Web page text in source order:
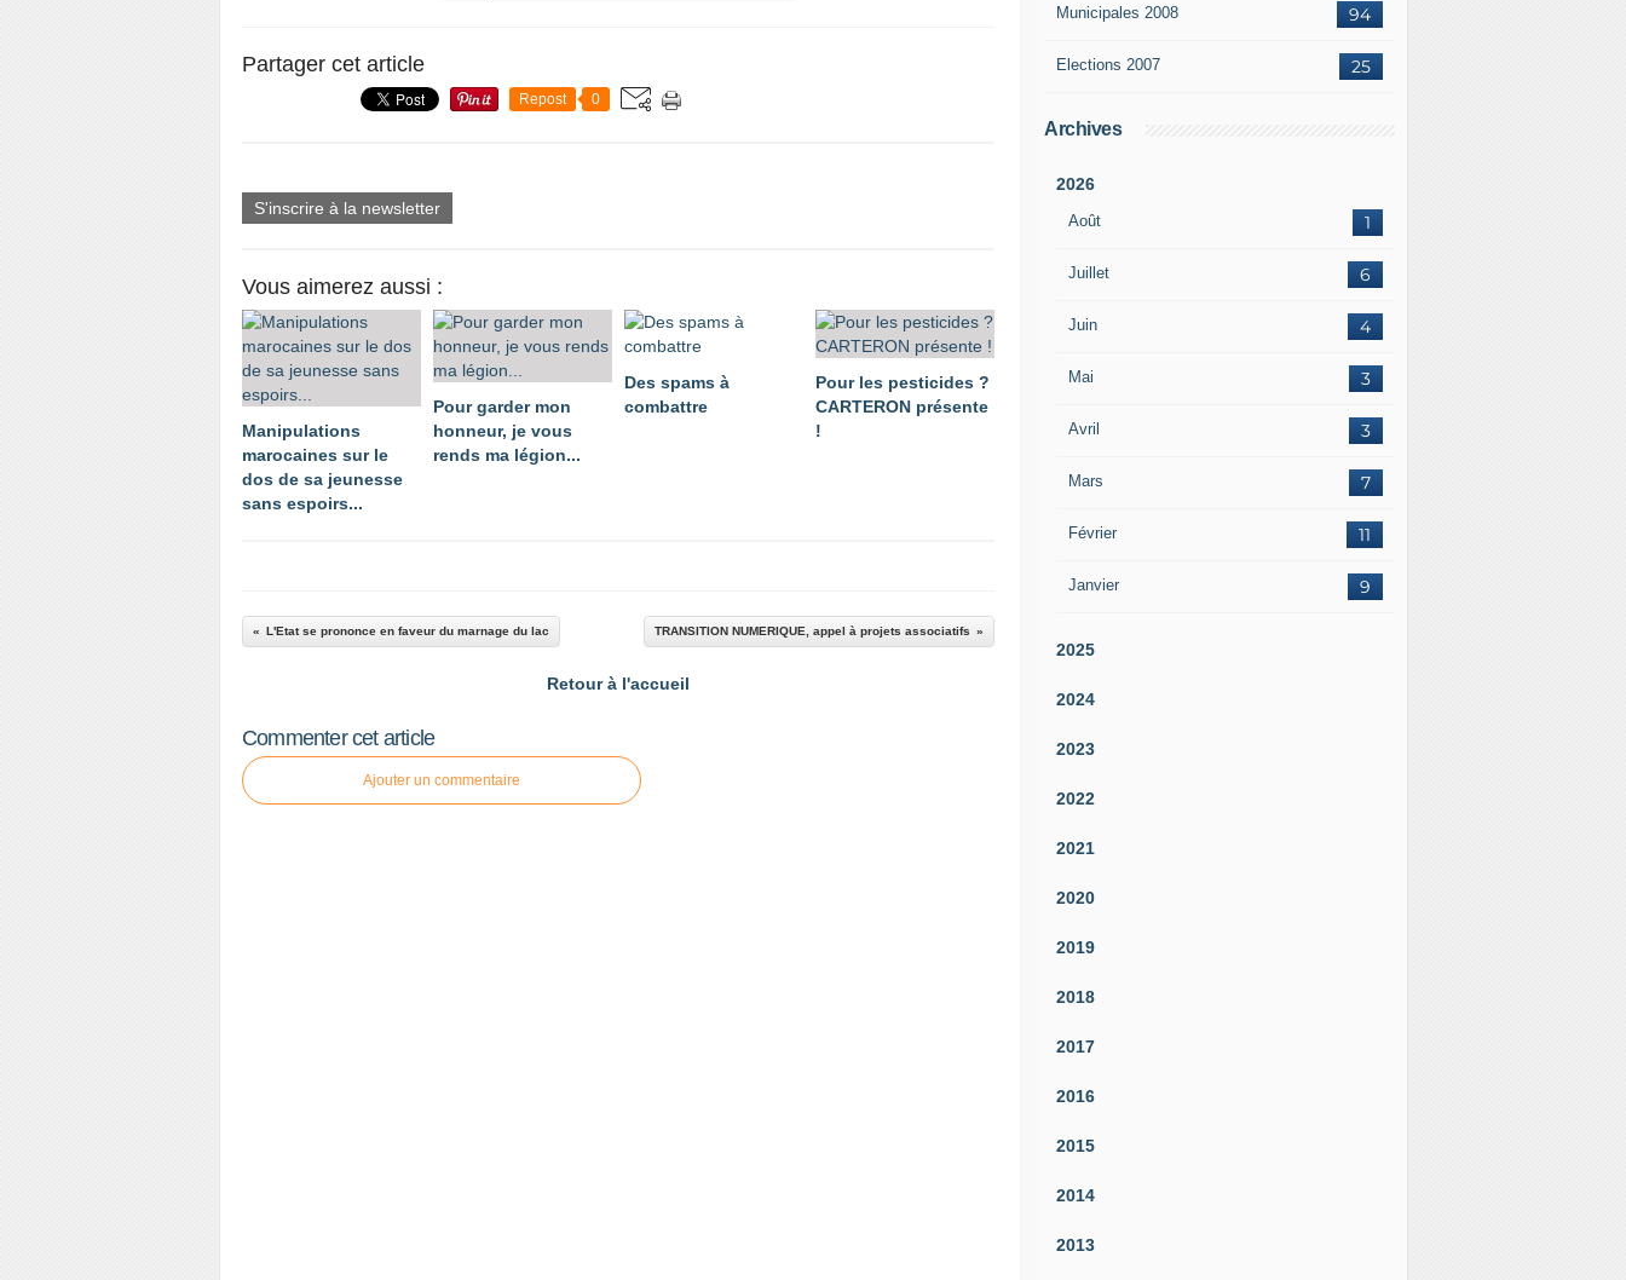
Partager cet article
Repost 0
S'inscrire à la newsletter
Vous aimerez aussi :
Manipulations
marocaines sur le
dos de sa jeunesse
sans espoirs...
Pour garder mon
honneur, je vous
rends ma légion...
Des spams à
combattre
Pour les pesticides ?
CARTERON présente
!
L'Etat se prononce en faveur du marnage du lac TRANSITION NUMERIQUE, appel à projets associatifs
Retour à l'accueil
Commenter cet article
Ajouter un commentaire
94
Municipales 2008
25
Elections 2007
Archives
2026
Août 1
Juillet 6
Juin 4
Mai 3
Avril 3
Mars 7
Février 11
Janvier 9
2025
2024
2023
2022
2021
2020
2019
2018
2017
2016
2015
2014
2013